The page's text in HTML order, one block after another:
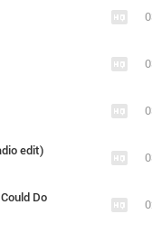
edit)
Do